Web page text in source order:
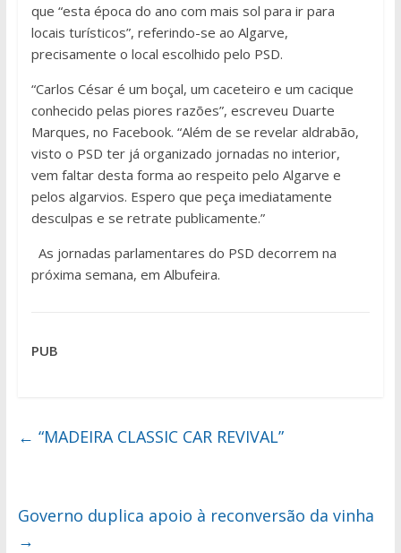
que “esta época do ano com mais sol para ir para
locais turísticos”, referindo-se ao Algarve,
precisamente o local escolhido pelo PSD.
“Carlos César é um boçal, um caceteiro e um cacique
conhecido pelas piores razões”, escreveu Duarte
Marques, no Facebook. “Além de se revelar aldrabão,
visto o PSD ter já organizado jornadas no interior,
vem faltar desta forma ao respeito pelo Algarve e
pelos algarvios. Espero que peça imediatamente
desculpas e se retrate publicamente.”
As jornadas parlamentares do PSD decorrem na
próxima semana, em Albufeira.
PUB
← “MADEIRA CLASSIC CAR REVIVAL”
Governo duplica apoio à reconversão da vinha
→